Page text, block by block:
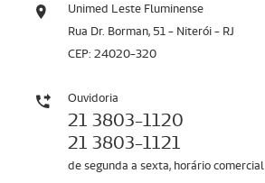
Unimed Leste Fluminense
Rua Dr. Borman, 51 - Niterói - RJ
CEP: 24020-320
Ouvidoria
21 3803-1120
21 3803-1121
de segunda a sexta, horário comercial